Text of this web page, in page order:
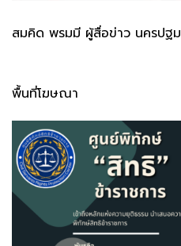
สมคิด พรมมี ผู้สื่อข่าว นครปฐม
พื้นที่โฆษณา